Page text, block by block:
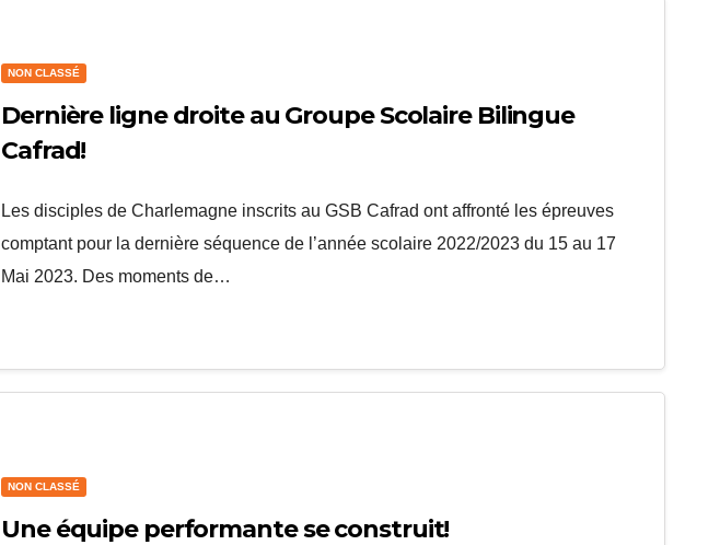
NON CLASSÉ
Dernière ligne droite au Groupe Scolaire Bilingue
Cafrad!
Les disciples de Charlemagne inscrits au GSB Cafrad ont affronté les épreuves
comptant pour la dernière séquence de l’année scolaire 2022/2023 du 15 au 17
Mai 2023. Des moments de…
NON CLASSÉ
Une équipe performante se construit!